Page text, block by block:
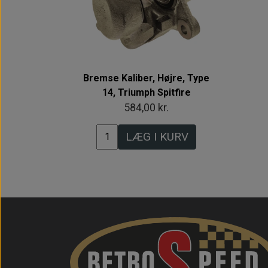
Bremse Kaliber, Højre, Type
14, Triumph Spitfire
584,00 kr.
LÆG I KURV